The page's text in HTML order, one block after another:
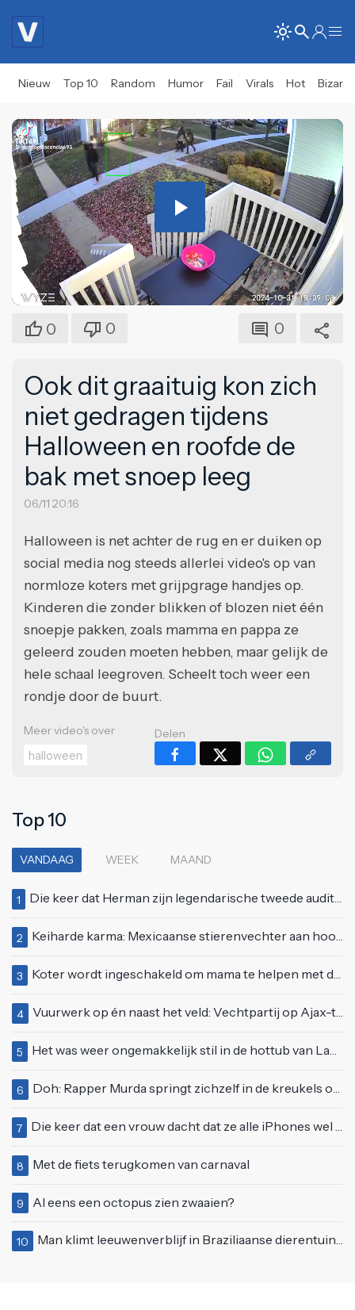
Nieuw Top 10 Random Humor Fail Virals Hot Bizar
Play
Video
0 0 0
Ook dit graaituig kon zich
niet gedragen tijdens
Halloween en roofde de
bak met snoep leeg
06/11 20:16
Halloween is net achter de rug en er duiken op
social media nog steeds allerlei video's op van
normloze koters met grijpgrage handjes op.
Kinderen die zonder blikken of blozen niet één
snoepje pakken, zoals mamma en pappa ze
geleerd zouden moeten hebben, maar gelijk de
hele schaal leegroven. Scheelt toch weer een
rondje door de buurt.
Meer video's over
halloween
Delen
Top 10
VANDAAG WEEK MAAND
1 Die keer dat Herman zijn legendarische tweede auditie bij Idols deed
2 Keiharde karma: Mexicaanse stierenvechter aan hoorn gespietst voor ogen van duizenden toeschouwers
3 Koter wordt ingeschakeld om mama te helpen met de perfecte vakantiefoto te maken
4 Vuurwerk op én naast het veld: Vechtpartij op Ajax-tribune tussen supporters en stewards
5 Het was weer ongemakkelijk stil in de hottub van Lang Leve de Liefde
6 Doh: Rapper Murda springt zichzelf in de kreukels op het Moonstar Festival
7 Die keer dat een vrouw dacht dat ze alle iPhones wel op kon kopen
8 Met de fiets terugkomen van carnaval
9 Al eens een octopus zien zwaaien?
10 Man klimt leeuwenverblijf in Braziliaanse dierentuin en overleeft het niet